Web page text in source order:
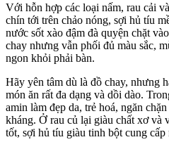
Với hỗn hợp các loại nấm, rau cải
chín tới trên chảo nóng, sợi hủ tíu
nước sốt xào đậm đà quyện chặt
chay nhưng vẫn phối đủ màu sắc,
ngon khỏi phải bàn.
Hãy yên tâm dù là đồ chay, nhưng
món ăn rất đa dạng và dồi dào.
amin làm đẹp da, trẻ hoá, ngăn
kháng. Ở rau củ lại giàu chất xơ và
tốt, sợi hủ tíu giàu tinh bột cung